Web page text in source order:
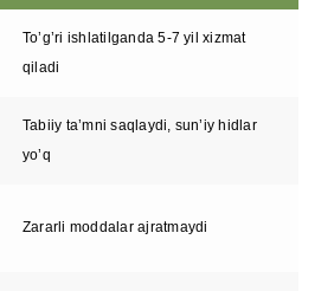
To’g’ri ishlatilganda 5-7 yil xizmat
qiladi
Tabiiy ta’mni saqlaydi, sun’iy hidlar
yo’q
Zararli moddalar ajratmaydi